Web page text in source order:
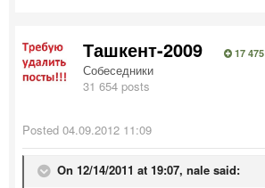
Ташкент-2009 17 475
Собеседники
31 654 posts
Posted 04.09.2012 11:09
On 12/14/2011 at 19:07, nale said: